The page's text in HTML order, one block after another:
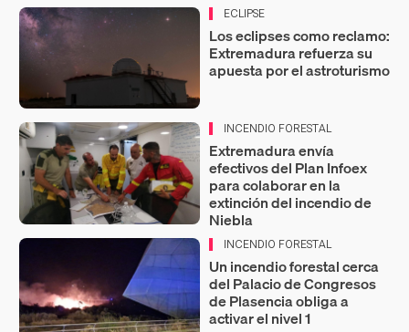
ECLIPSE
Los eclipses como reclamo:
Extremadura refuerza su
apuesta por el astroturismo
INCENDIO FORESTAL
Extremadura envía
efectivos del Plan Infoex
para colaborar en la
extinción del incendio de
Niebla
INCENDIO FORESTAL
Un incendio forestal cerca
del Palacio de Congresos
de Plasencia obliga a
activar el nivel 1